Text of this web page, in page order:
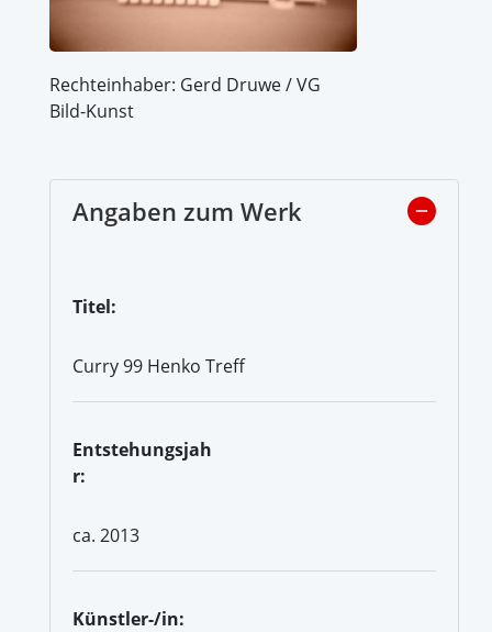
Rechteinhaber: Gerd Druwe / VG
Bild-Kunst
Angaben zum Werk
Titel:
Curry 99 Henko Treff
Entstehungsjah
r:
ca. 2013
Künstler-/in: